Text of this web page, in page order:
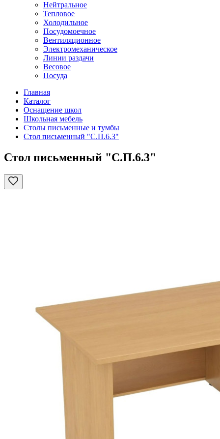
Нейтральное
Тепловое
Холодильное
Посудомоечное
Вентиляционное
Электромеханическое
Линии раздачи
Весовое
Посуда
Главная
Каталог
Оснащение школ
Школьная мебель
Столы письменные и тумбы
Стол письменный "С.П.6.3"
Стол письменный "С.П.6.3"